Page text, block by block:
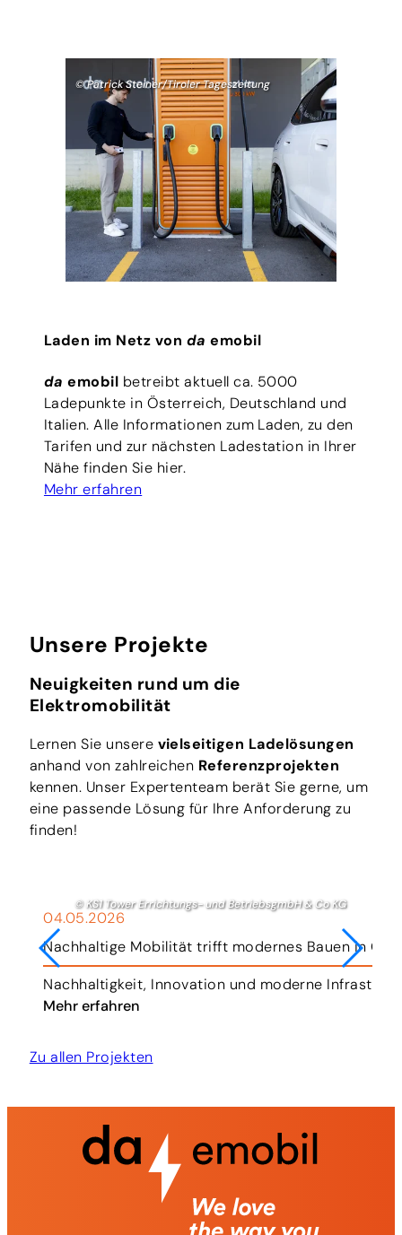
© Patrick Steiner/Tiroler Tageszeitung
Laden im Netz von da emobil
daemobil betreibt aktuell ca. 5000
Ladepunkte in Österreich, Deutschland und
Italien. Alle Informationen zum Laden, zu den
Tarifen und zur nächsten Ladestation in Ihrer
Nähe finden Sie hier.
Mehr erfahren
Unsere Projekte
Neuigkeiten rund um die
Elektromobilität
Lernen Sie unsere vielseitigen Ladelösungen
anhand von zahlreichen Referenzprojekten
kennen. Unser Expertenteam berät Sie gerne, um
eine passende Lösung für Ihre Anforderung zu
finden!
© KS1 Tower Errichtungs- und BetriebsgmbH & Co KG
04.05.2026
Nachhaltige Mobilität trifft modernes Bauen in
Nachhaltigkeit, Innovation und moderne
Mehr erfahren
Zu allen Projekten